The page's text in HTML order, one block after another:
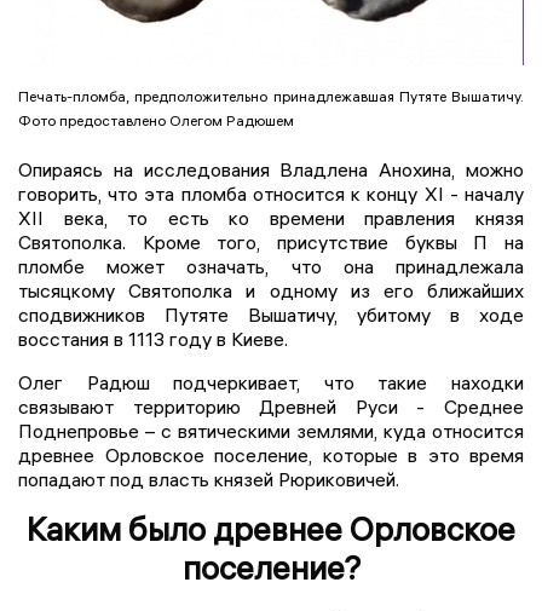
Печать-пломба, предположительно принадлежавшая Путяте Вышатичу.
Фото предоставлено Олегом Радюшем
Опираясь на исследования Владлена Анохина, можно
говорить, что эта пломба относится к концу XI - началу
XII века, то есть ко времени правления князя
Святополка. Кроме того, присутствие буквы П на
пломбе может означать, что она принадлежала
тысяцкому Святополка и одному из его ближайших
сподвижников Путяте Вышатичу, убитому в ходе
восстания в 1113 году в Киеве.
Олег Радюш подчеркивает, что такие находки
связывают территорию Древней Руси - Среднее
Поднепровье – с вятическими землями, куда относится
древнее Орловское поселение, которые в это время
попадают под власть князей Рюриковичей.
Каким было древнее Орловское
поселение?